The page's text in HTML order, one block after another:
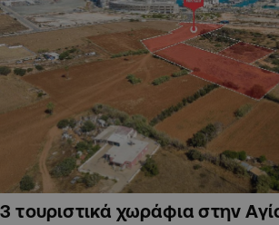
3 τουριστικά χωράφια στην